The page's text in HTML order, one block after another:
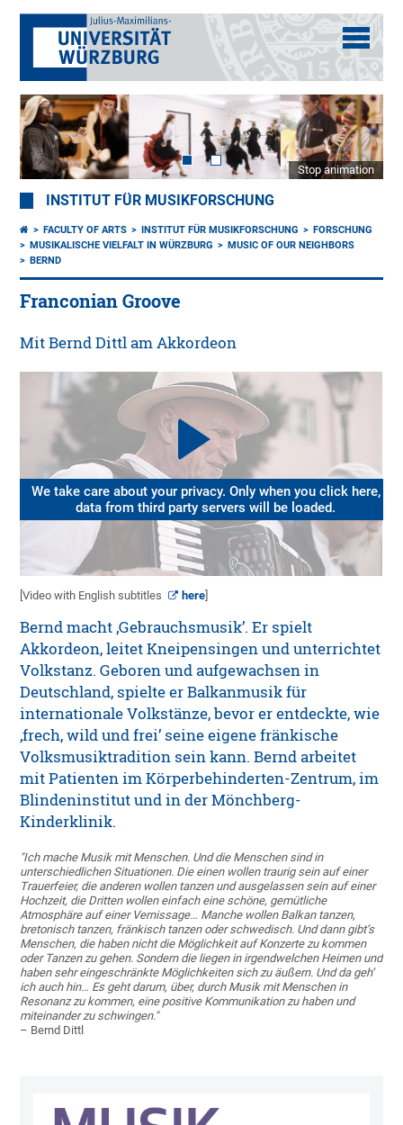
Stop animation
INSTITUT FÜR MUSIKFORSCHUNG
FACULTY OF ARTS INSTITUT FÜR MUSIKFORSCHUNG
FORSCHUNG
MUSIKALISCHE VIELFALT IN WÜRZBURG
MUSIC OF OUR NEIGHBORS
BERND
Franconian Groove
Mit Bernd Dittl am Akkordeon
We take care about your privacy. Only when you click here,
data from third party servers will be loaded.
[Video with English subtitles here
Bernd macht ‚Gebrauchsmusik’. Er spielt
Akkordeon, leitet Kneipensingen und unterrichtet
Volkstanz. Geboren und aufgewachsen in
Deutschland, spielte er Balkanmusik für
internationale Volkstänze, bevor er entdeckte, wie
‚frech, wild und frei’ seine eigene fränkische
Volksmusiktradition sein kann. Bernd arbeitet
mit Patienten im Körperbehinderten-Zentrum, im
Blindeninstitut und in der Mönchberg-
Kinderklinik.
"Ich mache Musik mit Menschen. Und die Menschen sind in
unterschiedlichen Situationen. Die einen wollen traurig sein auf einer
Trauerfeier, die anderen wollen tanzen und ausgelassen sein auf einer
Hochzeit, die Dritten wollen einfach eine schöne, gemütliche
Atmosphäre auf einer Vernissage… Manche wollen Balkan tanzen,
bretonisch tanzen, fränkisch tanzen oder schwedisch. Und dann gibt’s
Menschen, die haben nicht die Möglichkeit auf Konzerte zu kommen
oder Tanzen zu gehen. Sondern die liegen in irgendwelchen Heimen und
haben sehr eingeschränkte Möglichkeiten sich zu äußern. Und da geh’
ich auch hin… Es geht darum, über, durch Musik mit Menschen in
Resonanz zu kommen, eine positive Kommunikation zu haben und
miteinander zu schwingen."
– Bernd Dittl